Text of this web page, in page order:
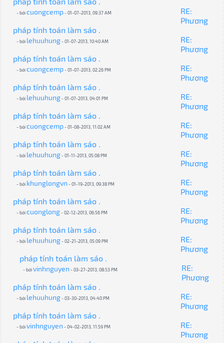
- bởicuongcemp- 01-07-2013, 09:37 AM
RE:
Phương
pháp tính toán làm sáo .
- bởi lehuuhung- 01-07-2013, 10:40 AM
RE:
Phương
pháp tính toán làm sáo .
- bởicuongcemp- 01-07-2013, 02:26 PM
RE:
Phương
pháp tính toán làm sáo .
- bởi lehuuhung- 01-07-2013, 04:01 PM
RE:
Phương
pháp tính toán làm sáo .
- bởicuongcemp- 01-08-2013, 11:02 AM
RE:
Phương
pháp tính toán làm sáo .
- bởi lehuuhung- 01-11-2013, 05:08 PM
RE:
Phương
pháp tính toán làm sáo .
- bởi khunglongvn - 01-19-2013, 09:38 PM
RE:
Phương
pháp tính toán làm sáo .
- bởicuonglong- 02-12-2013, 06:56 PM
RE:
Phương
pháp tính toán làm sáo .
- bởi lehuuhung- 02-21-2013, 05:09 PM
RE:
Phương
pháp tính toán làm sáo .
- bởivinhnguyen - 03-27-2013, 08:53 PM
RE:
Phương
pháp tính toán làm sáo .
- bởi lehuuhung- 03-30-2013, 04:40 PM
RE:
Phương
pháp tính toán làm sáo .
- bởivinhnguyen - 04-02-2013, 11:59 PM
RE:
Phương